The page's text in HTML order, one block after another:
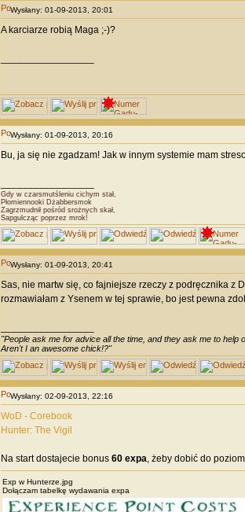
Wysłany: 01-09-2013, 20:01
A karciarze robią Maga ;-)?
Wysłany: 01-09-2013, 20:16
Bu, ja się nie zgadzam! Jak w innym systemie mam
Gdy w czarsmutśleniu cichym stał,
Płomiennooki Dżabbersmok
Zagrzmudnił pośród srożnych skał,
Sapgulcząc poprzez mrok!
Wysłany: 01-09-2013, 20:41
Sas, nie martw się, co fajniejsze rzeczy z podręcznika z
rozmawiałam z Ysenem w tej sprawie, bo jest pewna
"People ask me for advice all the time, and they ask me to
Aren't I an awesome chick!?"
Wysłany: 02-09-2013, 22:16
WoD - Corebook
Hunter: The Vigil
Na start dostajecie bonus 60 expa, żeby dobić do
Exp w Hunterze.jpg
Dołączam tabelkę wydawania expa